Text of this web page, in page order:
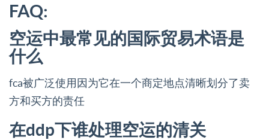
FAQ:
空运中最常见的国际贸易术语是
什么
fca被广泛使用因为它在一个商定地点清晰划分了卖
方和买方的责任
在ddp下谁处理空运的清关